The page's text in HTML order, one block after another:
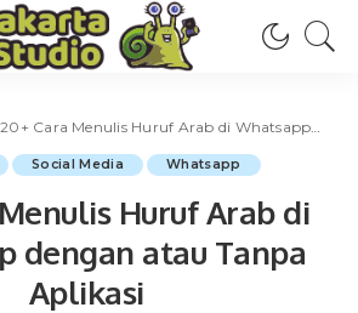
20+ Cara Menulis Huruf Arab di Whatsapp dengan atau Tanpa Aplikasi
Social Media Whatsapp
Huruf Arab di
dengan atau Tanpa
Aplikasi